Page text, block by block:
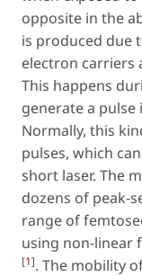
opposite in the
is produced due
electron carriers
This happens
generate a
Normally, this
pulses, which
short laser. The
dozens of peak-
range of
using non-linear
[1]. The mobility